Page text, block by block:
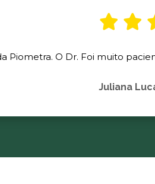
Piometra. O Dr. Foi muito
Juliana